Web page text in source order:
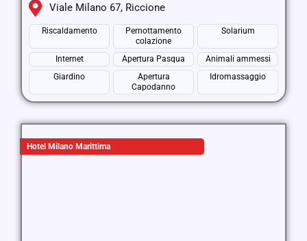
Viale Milano 67, Riccione
Riscaldamento
Pernottamento
colazione
Solarium
Internet Apertura Pasqua
Animali ammessi
Giardino
Apertura
Capodanno
Idromassaggio
Hotel Milano Marittima